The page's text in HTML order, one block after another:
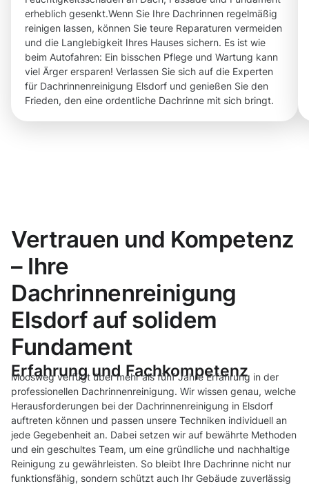
erheblich gesenkt.Wenn Sie Ihre Dachrinnen regelmäßig
reinigen lassen, können Sie teure Reparaturen vermeiden
und die Langlebigkeit Ihres Hauses sichern. Es ist wie
beim Autofahren: Ein bisschen Pflege und Wartung kann
viel Ärger ersparen! Verlassen Sie sich auf die Experten
für Dachrinnenreinigung Elsdorf und genießen Sie den
Frieden, den eine ordentliche Dachrinne mit sich bringt.
Vertrauen und Kompetenz
– Ihre
Dachrinnenreinigung
Elsdorf auf solidem
Fundament
Erfahrung und Fachkompetenz
Moosweg verfügt über mehr als fünf Jahre Erfahrung in der
professionellen Dachrinnenreinigung. Wir wissen genau, welche
Herausforderungen bei der Dachrinnenreinigung in Elsdorf
auftreten können und passen unsere Techniken individuell an
jede Gegebenheit an. Dabei setzen wir auf bewährte Methoden
und ein geschultes Team, um eine gründliche und nachhaltige
Reinigung zu gewährleisten. So bleibt Ihre Dachrinne nicht nur
funktionsfähig, sondern schützt auch Ihr Gebäude zuverlässig